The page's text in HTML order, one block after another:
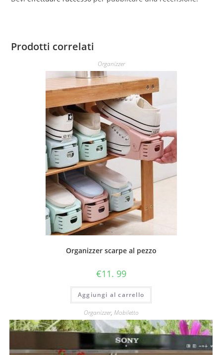
Prodotti correlati
Organizzer
Organizzer scarpe al pezzo
€11. 99
Aggiungi al carrello
Organizzer, Mobiletto